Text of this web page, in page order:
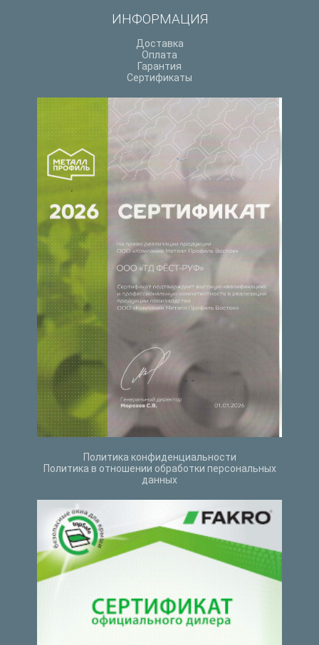
ИНФОРМАЦИЯ
Доставка
Оплата
Гарантия
Сертификаты
Политика конфиденциальности
Политика в отношении обработки персональных
данных